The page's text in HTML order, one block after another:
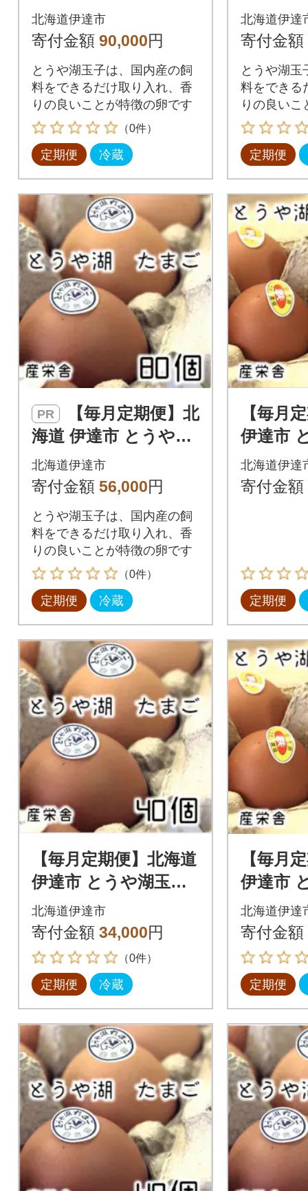
玉子 60個入り全6回
北海道伊達市
寄付金額 90,000円
とうや湖玉子は、国内産の飼
料をできるだけ取り入れ、香
りの良いことが特徴の卵です
（0件）
定期便 冷蔵
玉子 40
北海道伊達
寄付金額
とうや湖玉
料をできる
りの良いこ
定期便
PR
海道 伊達市 とうや湖
玉子 80個入り全3回
北海道伊達市
寄付金額 56,000円
とうや湖玉子は、国内産の飼
料をできるだけ取り入れ、香
りの良いことが特徴の卵です
（0件）
定期便 冷蔵
【毎月
伊達市
鉄 60個
北海道伊達
寄付金額
定期便
【毎月定期便】北海道
伊達市 とうや湖玉子
40個入り全3回
北海道伊達市
寄付金額 34,000円
（0件）
定期便 冷蔵
【毎月
伊達市
鉄 80個
北海道伊達
寄付金額
定期便